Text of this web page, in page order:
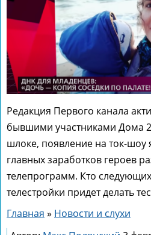
Редакция Первого канала
бывшими участниками Дома
шлоке, появление на ток-шоу
главных заработков героев
телепрограмм. Кто
телестройки придет делать
Главная » Новости и слухи